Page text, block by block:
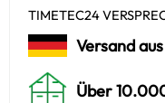
TIMETEC24
Versand
Über